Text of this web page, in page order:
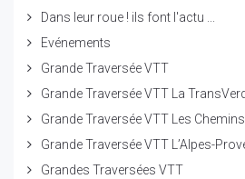
Dans leur roue ! ils font l'actu ...
Evénements
Grande Traversée VTT
Grande Traversée VTT La
Grande Traversée VTT Les
Grande Traversée VTT L’Alpes-
Grandes Traversées VTT